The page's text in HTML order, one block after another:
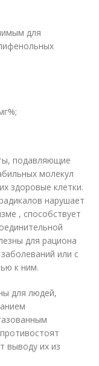
для
подавляющие
молекул
здоровые клетки.
нарушает
, способствует
для рациона
или с
к ним.
для людей,
выводу их из